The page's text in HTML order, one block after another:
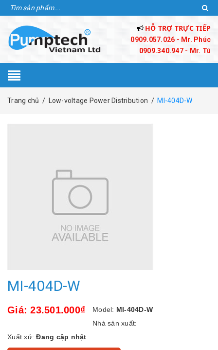
HỖ TRỢ TRỰC TIẾP
0909.057.026 - Mr. Phúc
0909.340.947 - Mr. Tú
Trang chủ / Low-voltage Power Distribution / MI-404D-W
MI-404D-W
Giá: 23.501.000₫ Model: MI-404D-W
Nhà sản xuất:
Xuất xứ:Đang cập nhật